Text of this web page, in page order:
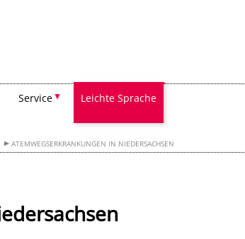
Service Leichte Sprache
ATEMWEGSERKRANKUNGEN IN NIEDERSACHSEN